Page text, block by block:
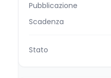
Pubblicazione
Scadenza
Stato